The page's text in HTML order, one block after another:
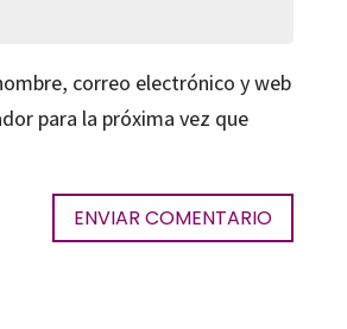
correo electrónico y web
para la próxima vez que